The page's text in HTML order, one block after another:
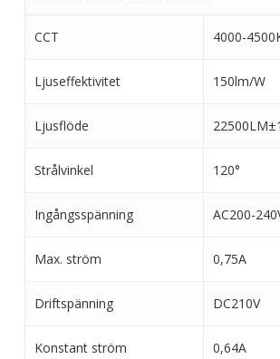
CCT 4000-
Ljuseffektivitet 150lm/W
Ljusflöde
Strålvinkel 120°
Ingångsspänning AC200-
Max. ström 0,75A
Driftspänning DC210V
Konstant ström 0,64A